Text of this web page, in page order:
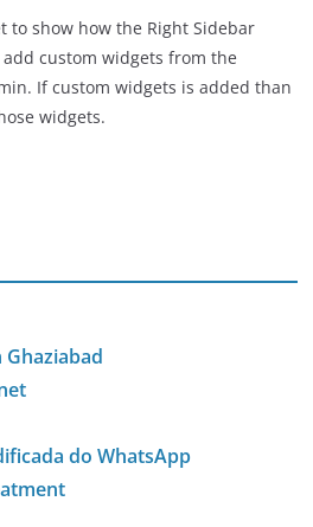
to show how the Right Sidebar
custom widgets from the
If custom widgets is added than
widgets.
do WhatsApp